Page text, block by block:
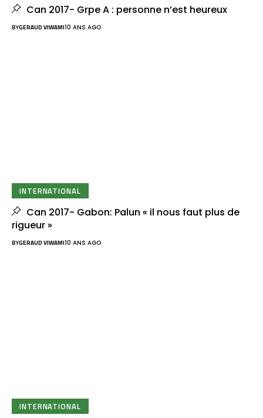
Can 2017- Grpe A : personne n’est heureux
BYGERAUD VIWAMI10 ANS AGO
INTERNATIONAL
Can 2017- Gabon: Palun « il nous faut plus de
rigueur »
BYGERAUD VIWAMI10 ANS AGO
INTERNATIONAL